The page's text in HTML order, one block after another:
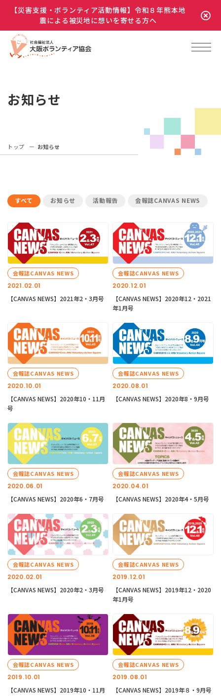
【災害支援・ボランティア活動情報】令和８年熊本地
震による被災地に想いを寄せる方へ
お知らせ
トップ お知らせ
すべて お知らせ 活動報告 会報誌CANVAS NEWS
2021.02.01
会報誌CANVAS NEWS
【CANVAS NEWS】2021年2・3月号
2020.12.01
会報誌CANVAS NEWS
【CANVAS NEWS】2020年12・2021
年1月号
2020.10.01
会報誌CANVAS NEWS
【CANVAS NEWS】2020年10・11月
号
2020.08.01
会報誌CANVAS NEWS
【CANVAS NEWS】2020年8・9月号
2020.06.01
会報誌CANVAS NEWS
【CANVAS NEWS】2020年6・7月号
2020.04.01
会報誌CANVAS NEWS
【CANVAS NEWS】2020年4・5月号
2020.02.01
会報誌CANVAS NEWS
【CANVAS NEWS】2020年2・3月号
2019.12.01
会報誌CANVAS NEWS
【CANVAS NEWS】2019年12・2020
年1月号
2019.10.01
会報誌CANVAS NEWS
【CANVAS NEWS】2019年10・11月
2019.08.01
会報誌CANVAS NEWS
【CANVAS NEWS】2019年８・9月号